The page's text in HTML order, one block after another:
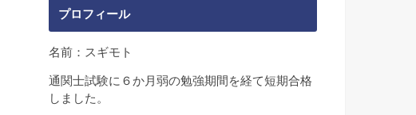
プロフィール
名前：スギモト
通関士試験に６か月弱の勉強期間を経て短期合格
しました。